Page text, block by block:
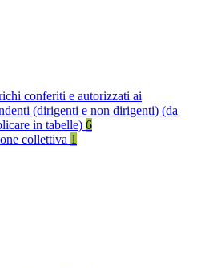
conferiti e autorizzati ai
(dirigenti e non dirigenti) (da
in tabelle) 6
collettiva 1